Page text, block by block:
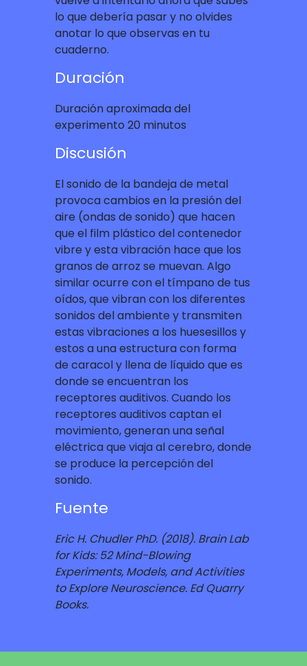
lo que debería pasar y no olvides
anotar lo que observas en tu
cuaderno.
Duración
Duración aproximada del
experimento 20 minutos
Discusión
El sonido de la bandeja de metal
provoca cambios en la presión del
aire (ondas de sonido) que hacen
que el film plástico del contenedor
vibre y esta vibración hace que los
granos de arroz se muevan. Algo
similar ocurre con el tímpano de tus
oídos, que vibran con los diferentes
sonidos del ambiente y transmiten
estas vibraciones a los huesesillos y
estos a una estructura con forma
de caracol y llena de líquido que es
donde se encuentran los
receptores auditivos. Cuando los
receptores auditivos captan el
movimiento, generan una señal
eléctrica que viaja al cerebro, donde
se produce la percepción del
sonido.
Fuente
Eric H. Chudler PhD. (2018). Brain Lab
for Kids: 52 Mind-Blowing
Experiments, Models, and Activities
to Explore Neuroscience. Ed Quarry
Books.